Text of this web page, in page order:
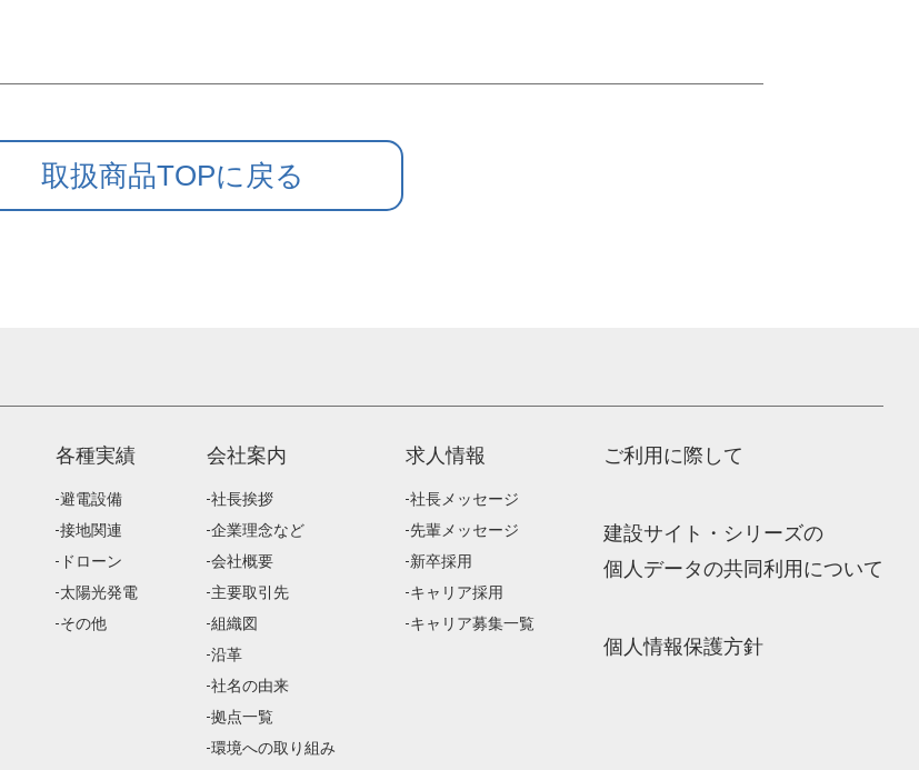
取扱商品TOPに戻る
各種実績
避電設備
接地関連
ドローン
太陽光発電
その他
会社案内
社長挨拶
企業理念など
会社概要
主要取引先
組織図
沿革
社名の由来
拠点一覧
環境への取り組み
求人情報
社長メッセージ
先輩メッセージ
新卒採用
キャリア採用
キャリア募集一覧
ご利用に際して
建設サイト・シリーズの
個人データの共同利用について
個人情報保護方針